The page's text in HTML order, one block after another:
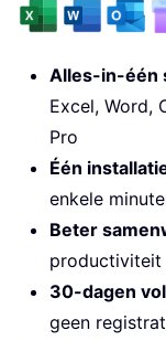
Alles-in-één
Excel, Word,
Pro
Één
enkele
Beter
30-dagen
geen